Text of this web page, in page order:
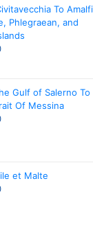
To
Phlegraean, and
Gulf of Salerno To
Of Messina
et Malte